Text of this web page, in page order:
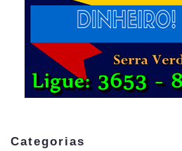
Categorias